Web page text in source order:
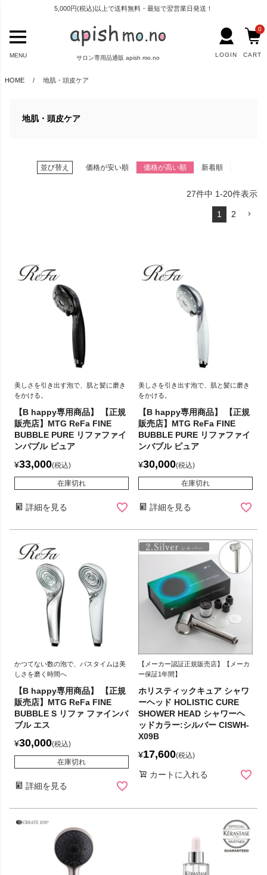
5,000円(税込)以上で送料無料・最短で翌営業日発送！
サロン専用品通販 apish mo.no
MENU LOGIN CART
0
HOME 地肌・頭皮ケア
地肌・頭皮ケア
並び替え 価格が安い順 価格が高い順 新着順
27件中 1-20件表示
1 2
美しさを引き出す泡で、肌と髪に磨き
をかける。
【B happy専用商品】 【正規
販売店】MTG ReFa FINE
BUBBLE PURE リファファイ
ンバブル ピュア
¥33,000 税込
在庫切れ
詳細を見る
美しさを引き出す泡で、肌と髪に磨き
をかける。
【B happy専用商品】 【正規
販売店】MTG ReFa FINE
BUBBLE PURE リファファイ
ンバブル ピュア
¥30,000 税込
在庫切れ
詳細を見る
かつてない数の泡で、バスタイムは美
しさを磨く時間へ
【B happy専用商品】 【正規
販売店】MTG ReFa FINE
BUBBLE S リファ ファインバ
ブル エス
¥30,000 税込
在庫切れ
詳細を見る
【メーカー認証正規販売店】【メーカ
ー保証1年間】
ホリスティックキュア シャワ
ーヘッド HOLISTIC CURE
SHOWER HEAD シャワーヘ
ッドカラー:シルバー CISWH-
X09B
¥17,600 税込
カートに入れる